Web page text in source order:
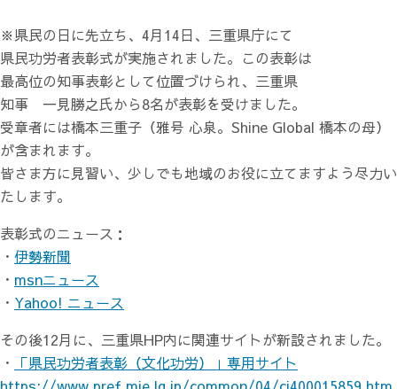
※県民の日に先立ち、4月14日、三重県庁にて
県民功労者表彰式が実施されました。この表彰は
最高位の知事表彰として位置づけられ、三重県
知事 一見勝之氏から8名が表彰を受けました。
受章者には橋本三重子（雅号 心泉。Shine Global 橋本の母）
が含まれます。
皆さま方に見習い、少しでも地域のお役に立てますよう尽力い
たします。
表彰式のニュース：
・ 伊勢新聞
・ msnニュース
・ Yahoo! ニュース
その後12月に、三重県HP内に関連サイトが新設されました。
・
「県民功労者表彰（文化功労）」専用サイト